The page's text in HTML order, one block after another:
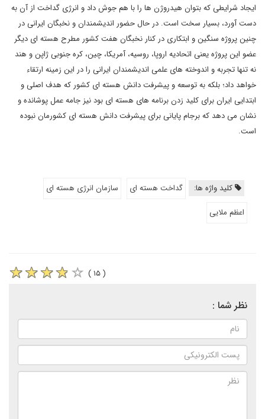
ایجاد شرایطی که بتوان هیدروژن ها را با هم جوش داد و انرژی گداخت از آن به
دست آورد، بسیار سخت است. در حال حضور اندیشمندان و نخبگان ایرانی در
چنین پروژه سنگین و ابتکاری در کنار نخبگان هفت کشور مطرح هسته ای دیگر
عضو این پروژه یعنی اتحادیه اروپا، روسیه، آمریکا، چین، کره جنوبی ژاپن و هند
نه تنها تجربه و اندوخته های علمی اندیشمندان ایرانی را در این زمینه ارتقاء
خواهد داد؛ بلکه به توسعه و پیشرفت دانش هسته ای کشور که هدف اصلی و
ابتدایی ایران برای کلید زدن برنامه های هسته ای بود نیز جامه عمل پوشانده و
نشان می دهد که برجام پایانی برای پیشرفت دانش هسته ای کشورمان نبوده
است.
کلید واژه ها: گداخت هسته ای
سازمان انرژی هسته ای
اعظم ملایی
( ۱۵ )
نظر شما :